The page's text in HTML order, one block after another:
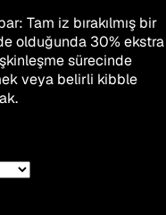
Tam iz bırakılmış bir
olduğunda 30% ekstra
sürecinde
veya belirli kibble